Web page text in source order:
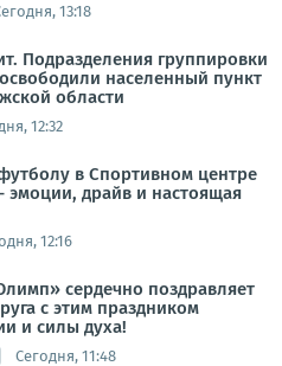
13:18
Подразделения группировки
населенный пункт
области
12:32
в Спортивном центре
эмоции, драйв и настоящая
12:16
сердечно поздравляет
с этим праздником
и силы духа!
Сегодня, 11:48